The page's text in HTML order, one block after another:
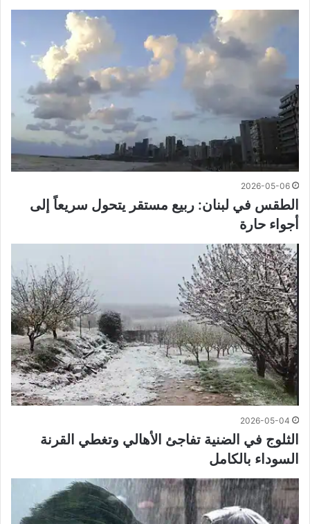
2026-05-06
الطقس في لبنان: ربيع مستقر يتحول سريعاً إلى
أجواء حارة
2026-05-04
الثلوج في الضنية تفاجئ الأهالي وتغطي القرنة
السوداء بالكامل